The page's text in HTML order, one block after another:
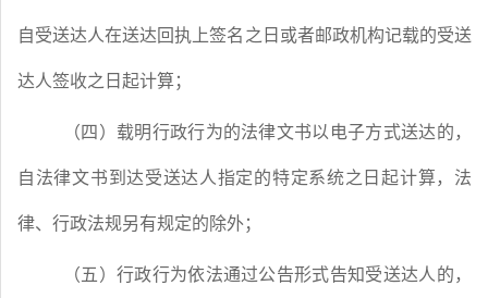
自受送达人在送达回执上签名之日或者邮政机构记载的受送
达人签收之日起计算；
（四）载明行政行为的法律文书以电子方式送达的，
自法律文书到达受送达人指定的特定系统之日起计算，法
律、行政法规另有规定的除外；
（五）行政行为依法通过公告形式告知受送达人的，